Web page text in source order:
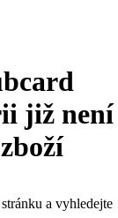
již není
a vyhledejte